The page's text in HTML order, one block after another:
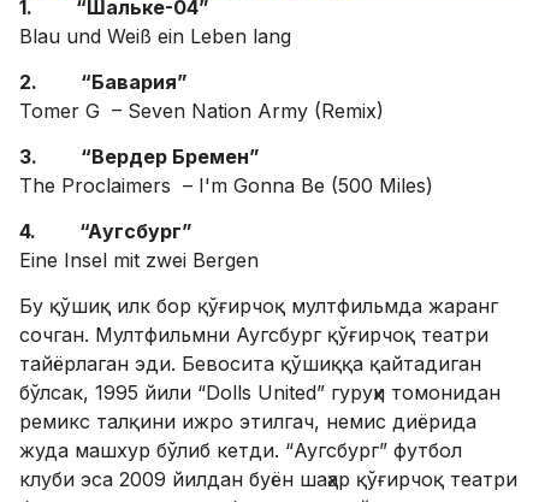
1. “Шальке-04”
Blau und Weiß ein Leben lang
2. “Бавария”
Tomer G – Seven Nation Army (Remix)
3. “Вердер Бремен”
The Proclaimers – I'm Gonna Be (500 Miles)
4. “Aугсбург”
Eine Insel mit zwei Bergen
Бу қўшиқ илк бор қўғирчоқ мултфильмда жаранг
сочган. Мултфильмни Аугсбург қўғирчоқ театри
тайёрлаган эди. Бевосита қўшиққа қайтадиган
бўлсак, 1995 йили “Dolls United” гуруҳи томонидан
ремикс талқини ижро этилгач, немис диёрида
жуда машхур бўлиб кетди. “Аугсбург” футбол
клуби эса 2009 йилдан буён шаҳар қўғирчоқ театри